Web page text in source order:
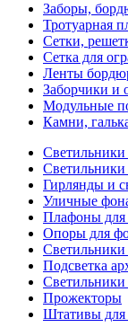
Заборы,
Тротуарная
Сетки,
Сетка для
Ленты
Заборчики и
Модульные
Камни,
Светильники
Светильники
Гирлянды и
Уличные
Плафоны для
Опоры для
Светильники
Подсветка
Прожекторы
Штативы для